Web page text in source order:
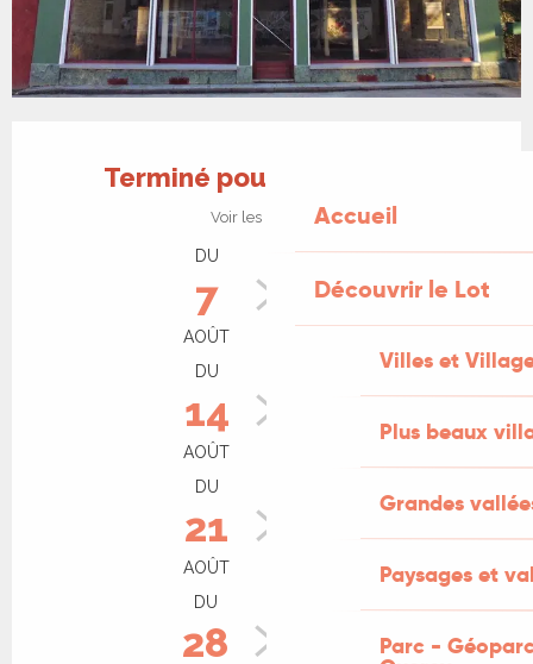
Accueil
Découvrir le Lot
Villes et
Plus beaux
Grandes
Paysages et
Parc -
Terminé pour aujourd'hui
Voir les horaires
DU
7
AOÛT
AU
9
DU
14
AOÛT
DU
21
AOÛT
DU
28